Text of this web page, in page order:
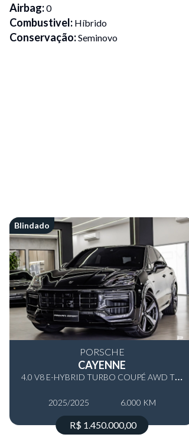
Airbag:0
Combustivel: Híbrido
Conservação:Seminovo
Sensor de estacionamento:Dianteiro /
Blindado
PORSCHE
CAYENNE
4
.0 V8 E-HYBRID TURBO COUPÉ AWD TIPTRONIC S
2025/2025 6.000 KM
R$ 1.450.000,00